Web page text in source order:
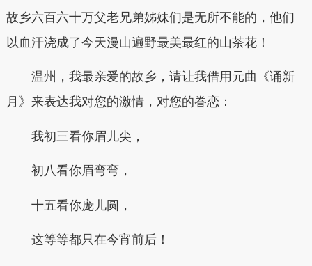
故乡六百六十万父老兄弟姊妹们是无所不能的，他们
以血汗浇成了今天漫山遍野最美最红的山茶花！
温州，我最亲爱的故乡，请让我借用元曲《诵新
月》来表达我对您的激情，对您的眷恋：
我初三看你眉儿尖，
初八看你眉弯弯，
十五看你庞儿圆，
这等等都只在今宵前后！